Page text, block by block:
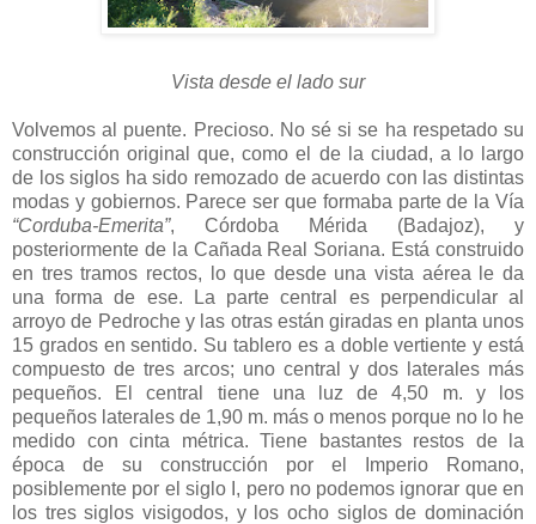
Vista desde el lado sur
Volvemos al puente. Precioso. No sé si se ha respetado su
construcción original que, como el de la ciudad, a lo largo
de los siglos ha sido remozado de acuerdo con las distintas
modas y gobiernos. Parece ser que formaba parte de la Vía
“Corduba-Emerita”, Córdoba Mérida (Badajoz), y
posteriormente de la Cañada Real Soriana. Está construido
en tres tramos rectos, lo que desde una vista aérea le da
una forma de ese. La parte central es perpendicular al
arroyo de Pedroche y las otras están giradas en planta unos
15 grados en sentido. Su tablero es a doble vertiente y está
compuesto de tres arcos; uno central y dos laterales más
pequeños. El central tiene una luz de 4,50 m. y los
pequeños laterales de 1,90 m. más o menos porque no lo he
medido con cinta métrica. Tiene bastantes restos de la
época de su construcción por el Imperio Romano,
posiblemente por el siglo I, pero no podemos ignorar que en
los tres siglos visigodos, y los ocho siglos de dominación